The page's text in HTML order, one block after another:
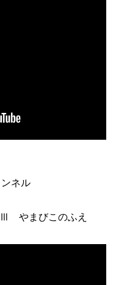
ネル
Ⅲ やまびこのふえ